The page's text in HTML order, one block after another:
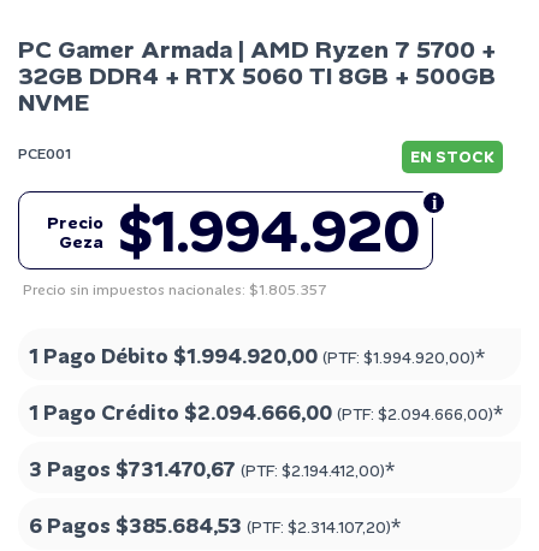
PC Gamer Armada | AMD Ryzen 7 5700 +
32GB DDR4 + RTX 5060 TI 8GB + 500GB
NVME
PCE001 EN STOCK
$1.994.920
Precio
Geza
Precio sin impuestos nacionales: $1.805.357
1 Pago Débito $1.994.920,00 (PTF: $1.994.920,00)*
1 Pago Crédito $2.094.666,00 (PTF: $2.094.666,00)*
3 Pagos $731.470,67 (PTF: $2.194.412,00)*
6 Pagos $385.684,53 (PTF: $2.314.107,20)*